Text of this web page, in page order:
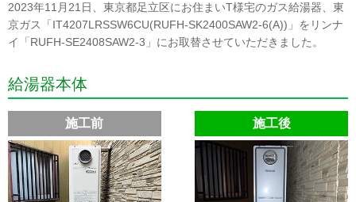
2023年11月21日、東京都足立区にお住まいT様宅のガス給湯器、東
京ガス「IT4207LRSSW6CU(RUFH-SK2400SAW2-6(A))」をリンナ
イ「RUFH-SE2408SAW2-3」にお取替させていただきました。
給湯器本体
施工前 施工後